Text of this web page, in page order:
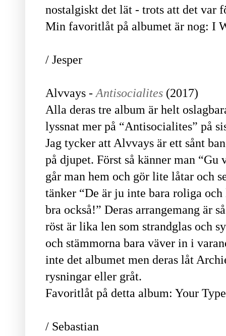
nostalgiskt det lät - trots att det var
Min favoritlåt på albumet är nog: I
/ Jesper
Alvvays - Antisocialites (2017)
Alla deras tre album är helt
lyssnat mer på “Antisocialites” på
Jag tycker att Alvvays är ett sånt
på djupet. Först så känner man “Gu
går man hem och gör lite låtar och
tänker “De är ju inte bara roliga
bra också!” Deras arrangemang är
röst är lika len som strandglas och
och stämmorna bara väver in i
inte det albumet men deras låt
rysningar eller gråt.
Favoritlåt på detta album: Your
/ Sebastian